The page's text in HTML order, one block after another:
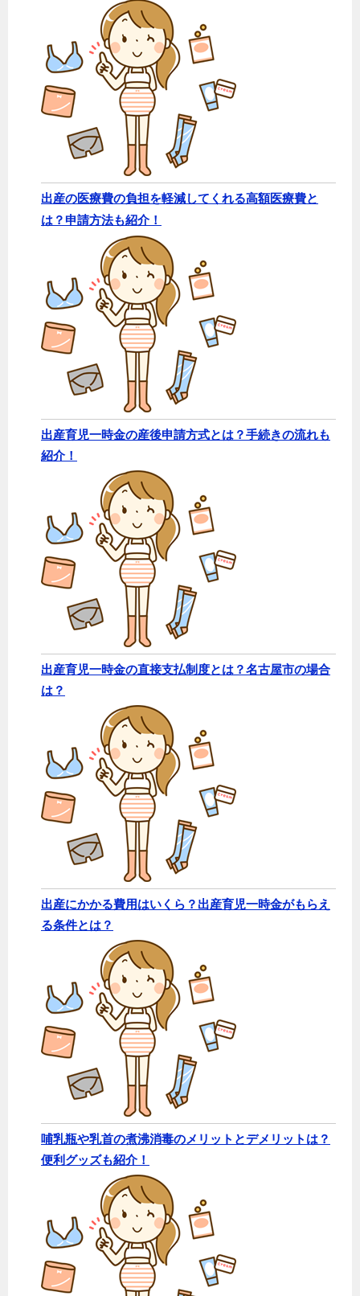
出産の医療費の負担を軽減してくれる高額医療費と
は？申請方法も紹介！
出産育児一時金の産後申請方式とは？手続きの流れも
紹介！
出産育児一時金の直接支払制度とは？名古屋市の場合
は？
出産にかかる費用はいくら？出産育児一時金がもらえ
る条件とは？
哺乳瓶や乳首の煮沸消毒のメリットとデメリットは？
便利グッズも紹介！